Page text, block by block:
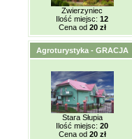
Zwierzyniec
Ilość miejsc: 12
Cena od 20 zł
Agroturystyka - GRACJA
Stara Słupia
Ilość miejsc: 20
Cena od 20 zł